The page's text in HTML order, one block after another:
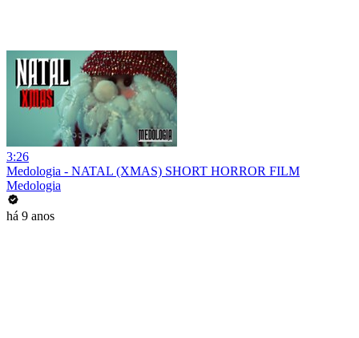
3:26
Medologia - NATAL (XMAS) SHORT HORROR FILM
Medologia
há 9 anos